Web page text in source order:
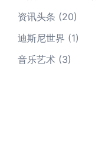
资讯头条 (20)
迪斯尼世界 (1)
音乐艺术 (3)